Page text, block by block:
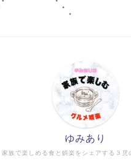
家族で楽しめる食と娯楽をシェアする３児
ゆみあり